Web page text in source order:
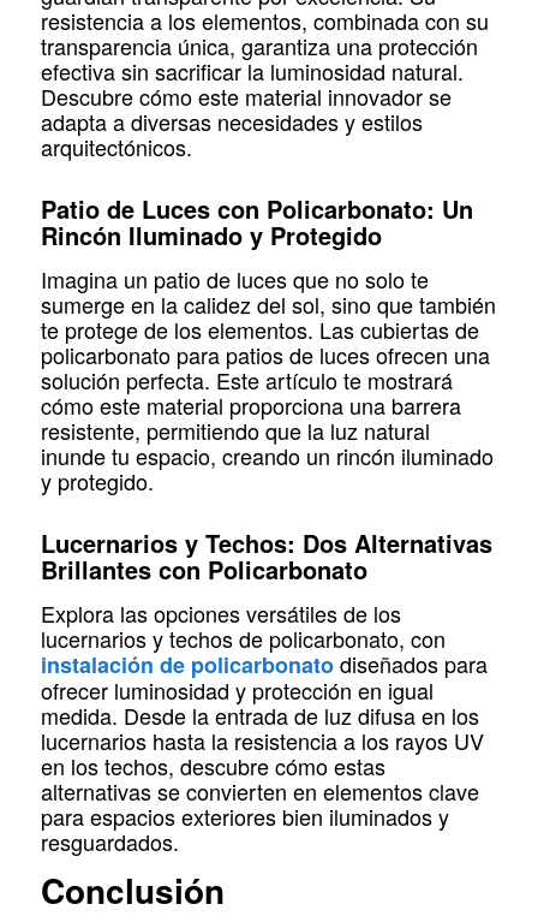
resistencia a los elementos, combinada con su
transparencia única, garantiza una protección
efectiva sin sacrificar la luminosidad natural.
Descubre cómo este material innovador se
adapta a diversas necesidades y estilos
arquitectónicos.
Patio de Luces con Policarbonato: Un
Rincón Iluminado y Protegido
Imagina un patio de luces que no solo te
sumerge en la calidez del sol, sino que también
te protege de los elementos. Las cubiertas de
policarbonato para patios de luces ofrecen una
solución perfecta. Este artículo te mostrará
cómo este material proporciona una barrera
resistente, permitiendo que la luz natural
inunde tu espacio, creando un rincón iluminado
y protegido.
Lucernarios y Techos: Dos Alternativas
Brillantes con Policarbonato
Explora las opciones versátiles de los
lucernarios y techos de policarbonato, con
instalación de policarbonatodiseñados para
ofrecer luminosidad y protección en igual
medida. Desde la entrada de luz difusa en los
lucernarios hasta la resistencia a los rayos UV
en los techos, descubre cómo estas
alternativas se convierten en elementos clave
para espacios exteriores bien iluminados y
resguardados.
Conclusión